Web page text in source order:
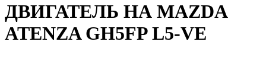
ДВИГАТЕЛЬ НА MAZDA
ATENZA GH5FP L5-VE